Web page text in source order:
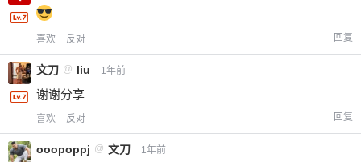
喜欢 反对 回复
文刀 @ liu 1年前
谢谢分享
喜欢 反对 回复
ooopoppj @ 文刀 1年前